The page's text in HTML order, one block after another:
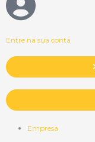
Entre na sua conta
Empresa